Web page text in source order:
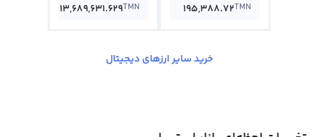
195,388.72TMN
13,689,631.629TMN
خرید سایر ارزهای دیجیتال